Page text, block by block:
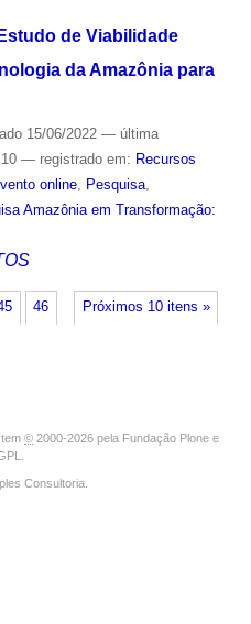
de Viabilidade
da Amazônia para
15/06/2022 — última
— registrado em: Recursos
online, Pesquisa,
Amazônia em Transformação:
Próximos 10 itens »
46
tem © 2000-2026 pela Fundação Plone e
Consultoria